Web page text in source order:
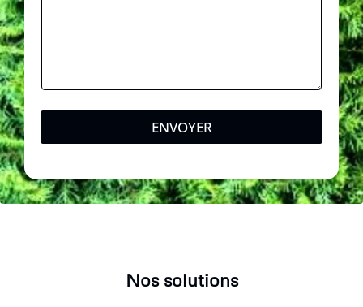
ENVOYER
Nos solutions